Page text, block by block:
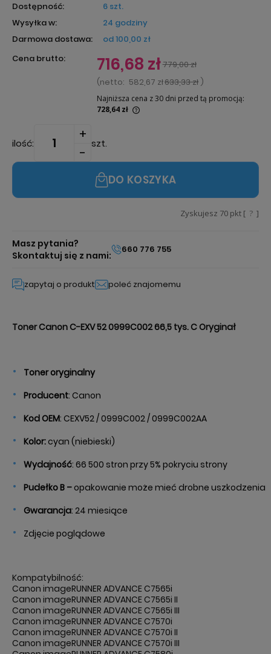
Dostępność:
6 szt.
Wysyłka w:
24 godziny
Darmowa dostawa:
od 100,00 zł
Cena brutto:
716,68 zł779,00 zł
(netto: 582,67 zł633,33 zł )
Najniższa cena z 30 dni przed tą promocją:
728,64 zł
ilość: szt.
DO KOSZYKA
Zyskujesz 70 pkt [ ? ]
Masz pytania?
Skontaktuj się z nami:
660 776 755
zapytaj o produkt poleć znajomemu
Toner Canon C-EXV 52 0999C002 66,5 tys. C Oryginał
Toneroryginalny
Producent: Canon
KodOEM: CEXV52 / 0999C002 / 0999C002AA
Kolor:cyan (niebieski)
Wydajność: 66 500 stron przy 5% pokryciu strony
Pudełko B –opakowanie może mieć drobne uszkodzenia
Gwarancja: 24 miesiące
Zdjęcie poglądowe
Kompatybilność:
Canon imageRUNNER ADVANCE C7565i
Canon imageRUNNER ADVANCE C7565i II
Canon imageRUNNER ADVANCE C7565i III
Canon imageRUNNER ADVANCE C7570i
Canon imageRUNNER ADVANCE C7570i II
Canon imageRUNNER ADVANCE C7570i III